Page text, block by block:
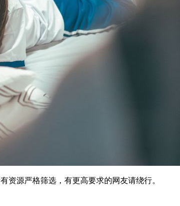
资源严格筛选，有更高要求的网友请绕行。